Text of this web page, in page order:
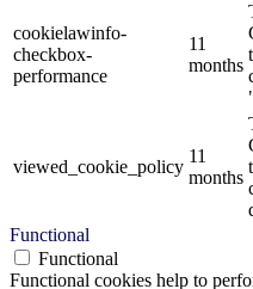
cookielawinfo-
checkbox-
performance
11
months
viewed_cookie_policy
11
months
Functional
Functional
Functional cookies help to